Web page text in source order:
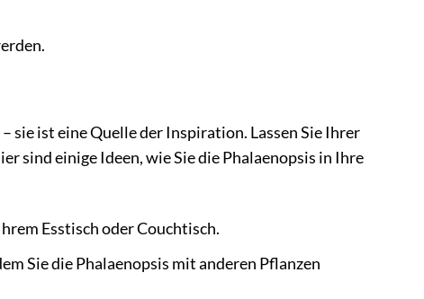
sie ist eine Quelle der Inspiration. Lassen Sie Ihrer
sind einige Ideen, wie Sie die Phalaenopsis in Ihre
Esstisch oder Couchtisch.
Sie die Phalaenopsis mit anderen Pflanzen